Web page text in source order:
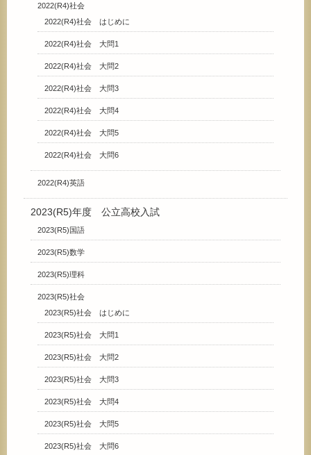
2022(R4)社会
2022(R4)社会 はじめに
2022(R4)社会 大問1
2022(R4)社会 大問2
2022(R4)社会 大問3
2022(R4)社会 大問4
2022(R4)社会 大問5
2022(R4)社会 大問6
2022(R4)英語
2023(R5)年度 公立高校入試
2023(R5)国語
2023(R5)数学
2023(R5)理科
2023(R5)社会
2023(R5)社会 はじめに
2023(R5)社会 大問1
2023(R5)社会 大問2
2023(R5)社会 大問3
2023(R5)社会 大問4
2023(R5)社会 大問5
2023(R5)社会 大問6